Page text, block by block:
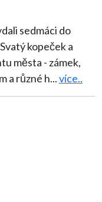
sedmáci do
města - zámek,
a různé h...více..